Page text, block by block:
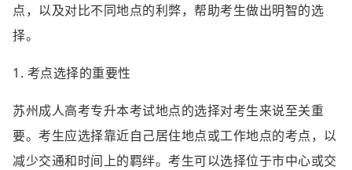
点，以及对比不同地点的利弊，帮助考生做出明智的选
择。
1. 考点选择的重要性
苏州成人高考专升本考试地点的选择对考生来说至关重
要。考生应选择靠近自己居住地点或工作地点的考点，以
减少交通和时间上的羁绊。考生可以选择位于市中心或交